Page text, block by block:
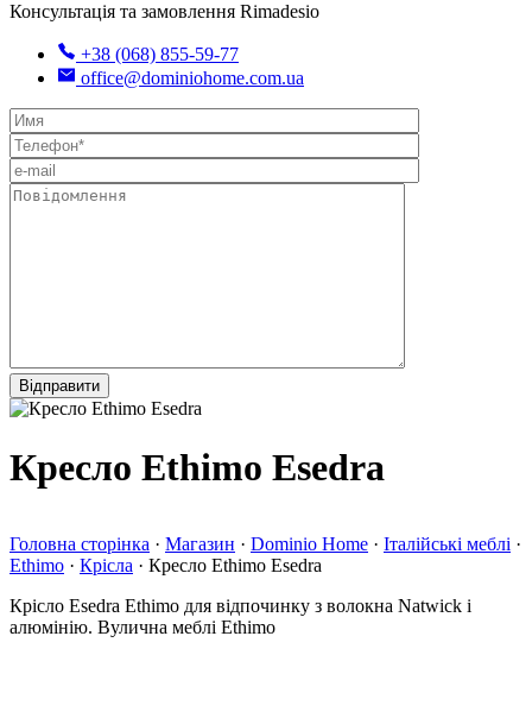
Консультація та замовлення Rimadesio
+38 (068) 855-59-77
office@dominiohome.com.ua
Кресло Ethimo Esedra
Головна сторінка · Магазин · Dominio Home · Італійські меблі ·
Ethimo · Крісла · Кресло Ethimo Esedra
Крісло Esedra Ethimo для відпочинку з волокна Natwick і
алюмінію. Вулична меблі Ethimo